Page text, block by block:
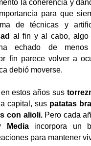
la coherencia y
para que
de técnicas y
al fin y al cabo, algo
echado de
fin parece volver a
debió moverse.
estos años sus
capital, sus patatas
con alioli.Pero cada
Mediaincorpora un
para mantener